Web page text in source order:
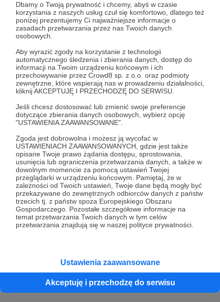
Dbamy o Twoją prywatność i chcemy, abyś w czasie
korzystania z naszych usług czuł się komfortowo, dlatego też
poniżej prezentujemy Ci najważniejsze informacje o
zasadach przetwarzania przez nas Twoich danych
osobowych.
Aby wyrazić zgody na korzystanie z technologii
automatycznego śledzenia i zbierania danych, dostęp do
informacji na Twoim urządzeniu końcowym i ich
przechowywanie przez Crowd8 sp. z o.o. oraz podmioty
zewnętrzne, które wspierają nas w prowadzeniu działalności,
kliknij AKCEPTUJĘ I PRZECHODZĘ DO SERWISU.
Jeśli chcesz dostosować lub zmienić swoje preferencje
dotyczące zbierania danych osobowych, wybierz opcję
"USTAWIENIA ZAAWANSOWANE".
Zgoda jest dobrowolna i możesz ją wycofać w
USTAWIENIACH ZAAWANSOWANYCH, gdzie jest także
opisane Twoje prawo żądania dostępu, sprostowania,
usunięcia lub ograniczenia przetwarzania danych, a także w
dowolnym momencie za pomocą ustawień Twojej
przeglądarki w urządzeniu końcowym. Pamiętaj, że w
zależności od Twoich ustawień, Twoje dane będą mogły być
przekazywane do zewnętrznych odbiorców danych z państw
trzecich tj. z państw spoza Europejskiego Obszaru
Gospodarczego. Pozostałe szczegółowe informacje na
temat przetwarzania Twoich danych w tym celów
przetwarzania znajdują się w naszej polityce prywatności.
Ustawienia zaawansowane
Akceptuję i przechodzę do serwisu
Telefon *
dodatkowe pytania
Treść wiadomości *
* Wyrażam zgodę na przetwarzanie moich danych
osobowych przez Patronite
Administratorem Twoich danych osobowych jest Crowd8 sp. z o.o.
z siedziba w Warszawie, ul. Żwirki i Wigury 16, 02-092 Warszawa.
Twoje dane osobowe będą przetwarzane w szczególności w celu
wykonania umowy zawartej z Tobą, w tym do umożliwienia
Gwarantujemy spełnienie wszystkich Twoich praw wynikających
z ogólnego rozporządzenia o ochronie danych, tj. prawo dostępu,
sprostowania oraz usunięcia Twoich danych, ograniczenia ich
rozwiń zgodę
Wyślij zgłoszenie